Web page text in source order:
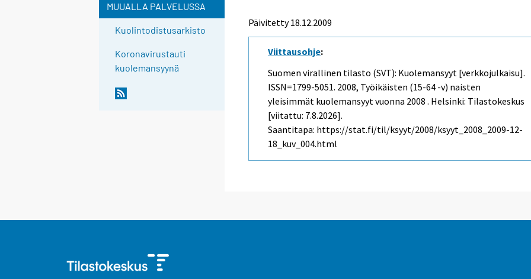
MUUALLA PALVELUSSA
Kuolintodistusarkisto
Koronavirustauti
kuolemansyynä
Päivitetty18.12.2009
Viittausohje:
Suomen virallinen tilasto (SVT): Kuolemansyyt [verkkojulkaisu].
ISSN=1799-5051. 2008, Työikäisten (15-64 -v) naisten
yleisimmät kuolemansyyt vuonna 2008 . Helsinki: Tilastokeskus
[viitattu: 7.8.2026].
Saantitapa: https://stat.fi/til/ksyyt/2008/ksyyt_2008_2009-12-
18_kuv_004.html